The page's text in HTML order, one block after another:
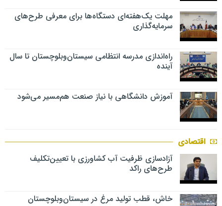
مهلت یک‌هفته‌ای دستگاه‌ها برای معرفی طرح‌های
سرمایه‌گذاری
راه‌اندازی مدرسه انتظامی سیستان‌وبلوچستان تا سال
آینده
آموزش دانشگاهی با نیاز صنعت هم‌مسیر می‌شود
اقتصادی
آزادسازی ظرفیت آب کشاورزی با تعیین‌تکلیف
طرح‌های راکد
خاش، قطب تولید مرغ در سیستان‌وبلوچستان